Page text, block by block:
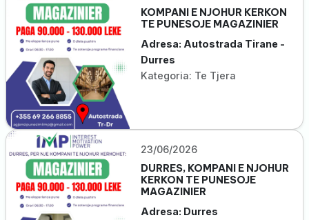
KOMPANI E NJOHUR KERKON
TE PUNESOJE MAGAZINIER
Adresa: Autostrada Tirane -
Durres
Kategoria: Te Tjera
23/06/2026
DURRES, KOMPANI E NJOHUR
KERKON TE PUNESOJE
MAGAZINIER
Adresa: Durres